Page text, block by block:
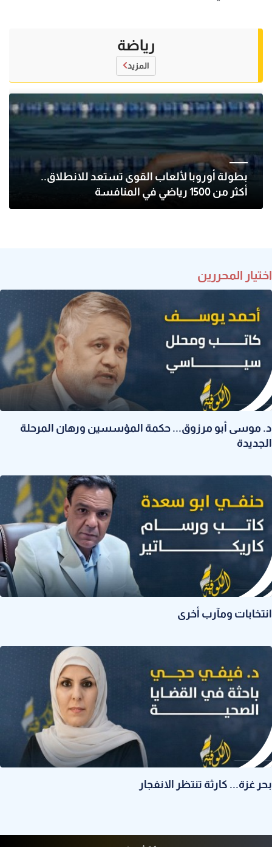
رياضة
المزيد
بطولة أوروبا لألعاب القوى تستعد للانطلاق..
أكثر من 1500 رياضي في المنافسة
اختيار المحررين
د. موسى أبو مرزوق... حكمة المؤسسين ورهان المرحلة
الجديدة
انتخابات ومآرب أخرى
بحر غزة... كارثة تنتظر الانفجار